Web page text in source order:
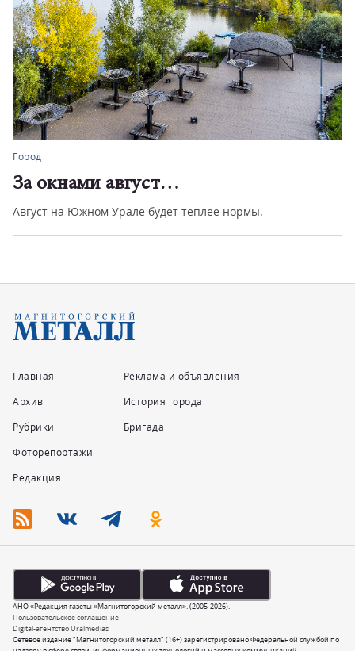
Город
За окнами август…
Август на Южном Урале будет теплее нормы.
Главная
Архив
Рубрики
Фоторепортажи
Редакция
Реклама и объявления
История города
Бригада
Сетевое издание "Магнитогорский металл" (16+) зарегистрировано Федеральной службой по
Пользовательское соглашение
Digital-агентство Uralmedias
АНО «Редакция газеты «Магнитогорский металл». (2005-2026).